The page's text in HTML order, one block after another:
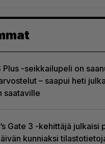
Plus -seikkailupeli on
– saapui heti
saataville
Gate 3 -kehittäjä julkaisi
kunniaksi